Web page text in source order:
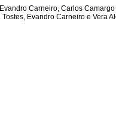
Carneiro, Carlos
Evandro Carneiro e Vera